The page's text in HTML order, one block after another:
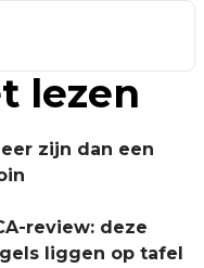
lezen
zijn dan een
review: deze
liggen op tafel